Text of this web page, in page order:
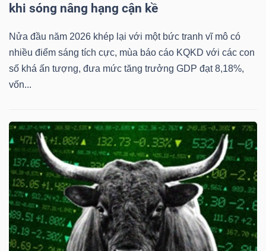
khi sóng nâng hạng cận kề
Nửa đầu năm 2026 khép lại với một bức tranh vĩ mô có
nhiều điểm sáng tích cực, mùa báo cáo KQKD với các con
số khá ấn tượng, đưa mức tăng trưởng GDP đạt 8,18%,
vốn...
VẬT
TIÊU
DÙNG
KHÔNG
THIẾT